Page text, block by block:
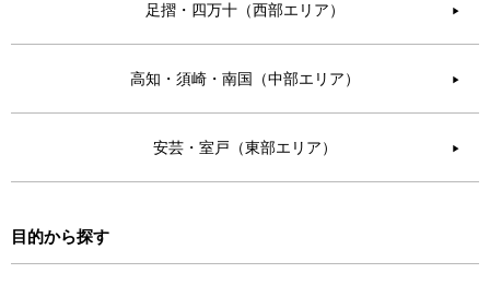
足摺・四万十（西部エリア） ▶︎
高知・須崎・南国（中部エリア） ▶︎
安芸・室戸（東部エリア） ▶︎
目的から探す